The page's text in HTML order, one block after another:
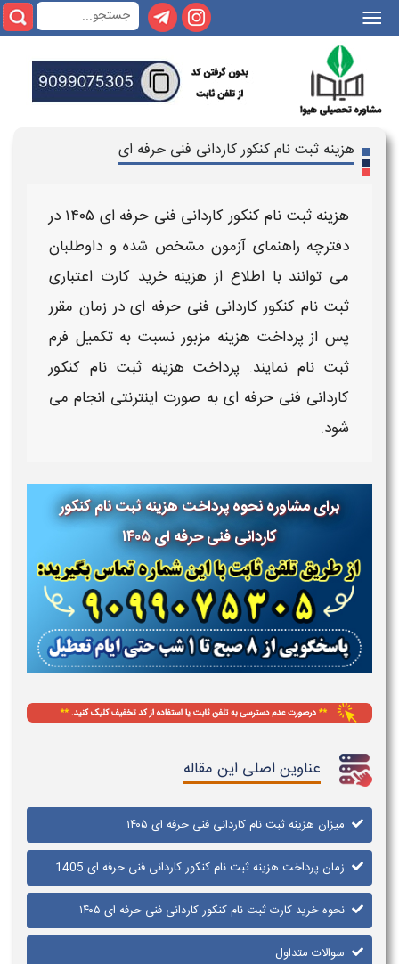
|||
هزینه ثبت نام کنکور کاردانی فنی حرفه ای
هزینه ثبت نام کنکور کاردانی فنی حرفه ای ۱۴۰۵
در
دفترچه راهنمای آزمون مشخص شده و داوطلبان
می توانند با اطلاع از هزینه خرید کارت اعتباری
ثبت نام کنکور کاردانی فنی حرفه ایدر زمان مقرر
پس ازپرداخت هزینه مزبور نسبت به تکمیل فرم
ثبت نامنمایند. پرداخت هزینه ثبت نام کنکور
کاردانی فنی حرفه ای به صورت اینترنتی انجام می
شود.
برای مشاوره نحوه پرداخت هزینه ثبت نام کنکور
کاردانی فنی حرفه ای ۱۴۰۵
عناوین اصلی این مقاله
میزان هزینه ثبت نام کاردانی فنی حرفه ای ۱۴۰۵
زمان پرداخت هزینه ثبت نام کنکور کاردانی فنی حرفه ای 1405
نحوه خرید کارت ثبت نام کنکور کاردانی فنی حرفه ای ۱۴۰۵
سوالات متداول